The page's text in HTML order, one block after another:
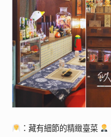
：藏有細節的精緻臺菜